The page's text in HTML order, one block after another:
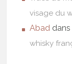
visage du
Abad dans
whisky